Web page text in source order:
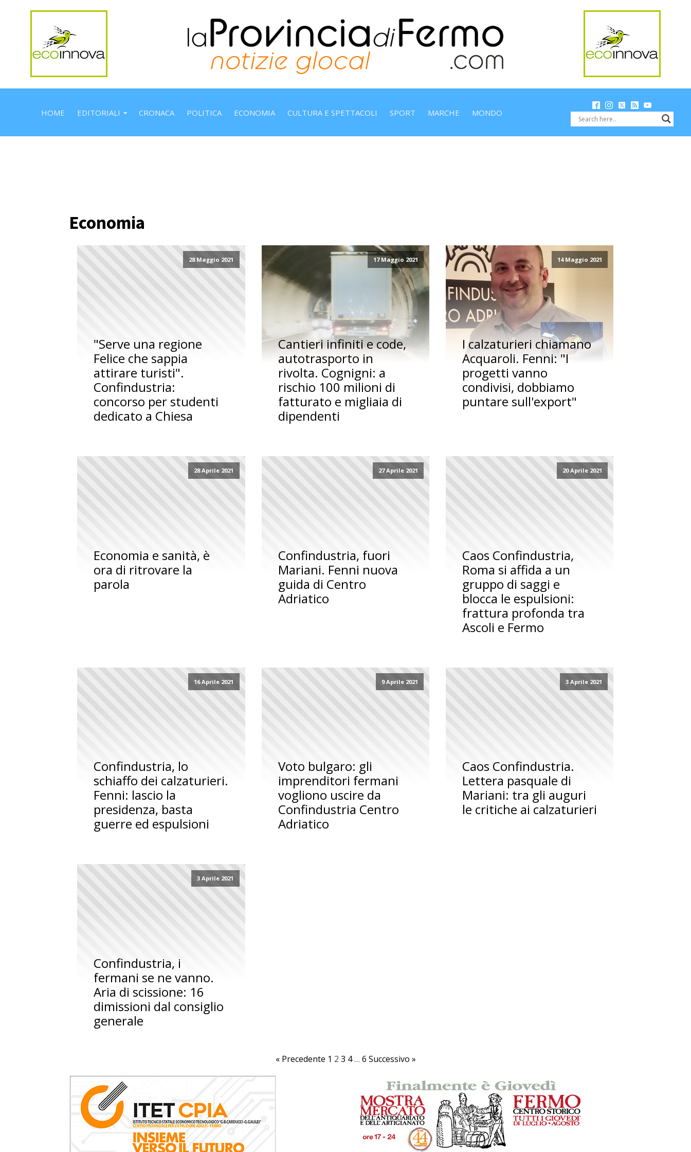
HOME EDITORIALI CRONACA POLITICA ECONOMIA CULTURA E SPETTACOLI SPORT MARCHE MONDO
Economia
28 Maggio 2021
"Serve una regione
Felice che sappia
attirare turisti".
Confindustria:
concorso per studenti
dedicato a Chiesa
17 Maggio 2021
Cantieri infiniti e code,
autotrasporto in
rivolta. Cognigni: a
rischio 100 milioni di
fatturato e migliaia di
dipendenti
14 Maggio 2021
I calzaturieri chiamano
Acquaroli. Fenni: "I
progetti vanno
condivisi, dobbiamo
puntare sull'export"
28 Aprile 2021
Economia e sanità, è
ora di ritrovare la
parola
27 Aprile 2021
Confindustria, fuori
Mariani. Fenni nuova
guida di Centro
Adriatico
20 Aprile 2021
Caos Confindustria,
Roma si affida a un
gruppo di saggi e
blocca le espulsioni:
frattura profonda tra
Ascoli e Fermo
16 Aprile 2021
Confindustria, lo
schiaffo dei calzaturieri.
Fenni: lascio la
presidenza, basta
guerre ed espulsioni
9 Aprile 2021
Voto bulgaro: gli
imprenditori fermani
vogliono uscire da
Confindustria Centro
Adriatico
3 Aprile 2021
Caos Confindustria.
Lettera pasquale di
Mariani: tra gli auguri
le critiche ai calzaturieri
3 Aprile 2021
Confindustria, i
fermani se ne vanno.
Aria di scissione: 16
dimissioni dal consiglio
generale
« Precedente 1 2 3 4 … 6 Successivo »